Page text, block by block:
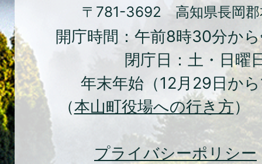
ま
ち
本
山
町
Town
〒781-3692 高知県長岡郡
開庁時間：午前8時30分か
閉庁日：土・日曜
年末年始（12月29日か
（本山町役場への行き方）
プライバシーポリシー